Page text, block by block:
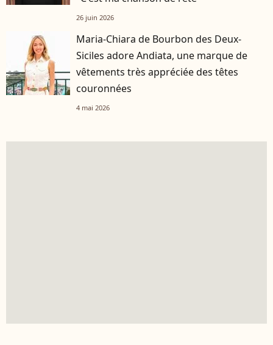
26 juin 2026
Maria-Chiara de Bourbon des Deux-
Siciles adore Andiata, une marque de
vêtements très appréciée des têtes
couronnées
4 mai 2026